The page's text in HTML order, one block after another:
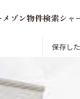
メ ゾン物件検索シ ャ
新着メール設定
保存し